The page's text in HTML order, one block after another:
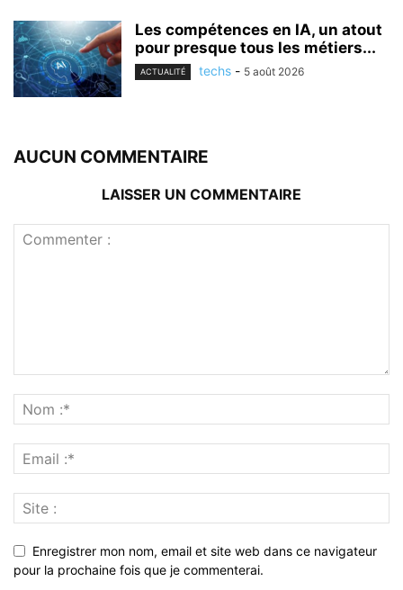
Les compétences en IA, un atout
pour presque tous les métiers...
ACTUALITÉ techs - 5 août 2026
AUCUN COMMENTAIRE
LAISSER UN COMMENTAIRE
Enregistrer mon nom, email et site web dans ce navigateur
pour la prochaine fois que je commenterai.